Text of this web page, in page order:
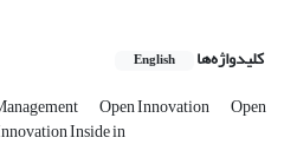
کلیدواژه‌ها English
Open Innovation Open
Inside in